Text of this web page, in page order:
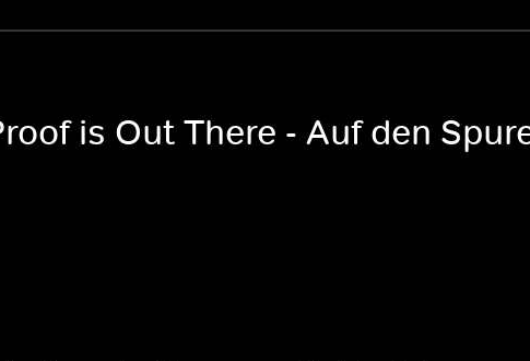
is Out There - Auf den